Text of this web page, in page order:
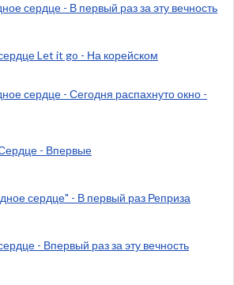
сердце - В первый раз за эту вечность
Let it go - На корейском
сердце - Сегодня распахнуто окно -
- Впервые
сердце" - В первый раз Реприза
- Впервый раз за эту вечность